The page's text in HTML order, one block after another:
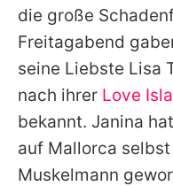
die große
Freitagabend
seine Liebste Lisa
nach ihrer Love
bekannt. Janina
auf Mallorca
Muskelmann